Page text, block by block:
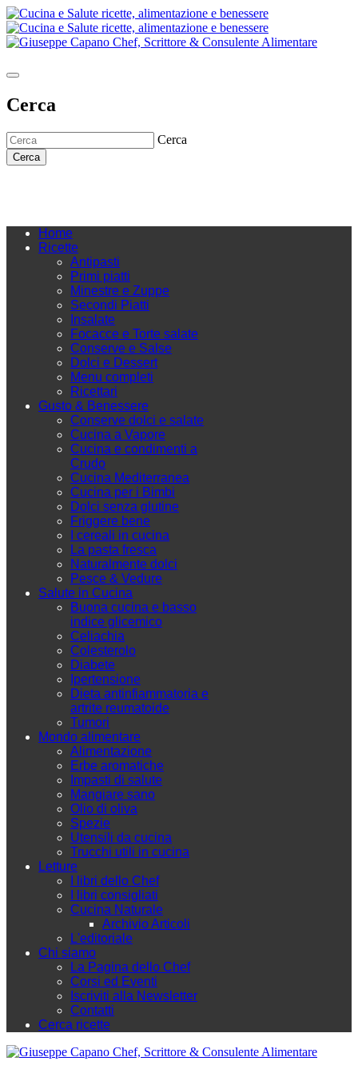
Cerca
Cerca
Cerca
Home
Ricette
Antipasti
Primi piatti
Minestre e Zuppe
Secondi Piatti
Insalate
Focacce e Torte salate
Conserve e Salse
Dolci e Dessert
Menu completi
Ricettari
Gusto & Benessere
Conserve dolci e salate
Cucina a Vapore
Cucina e condimenti a
Crudo
Cucina Mediterranea
Cucina per i Bimbi
Dolci senza glutine
Friggere bene
I cereali in cucina
La pasta fresca
Naturalmente dolci
Pesce & Vedure
Salute in Cucina
Buona cucina e basso
indice glicemico
Celiachia
Colesterolo
Diabete
Ipertensione
Dieta antinfiammatoria e
artrite reumatoide
Tumori
Mondo alimentare
Alimentazione
Erbe aromatiche
Impasti di salute
Mangiare sano
Olio di oliva
Spezie
Utensili da cucina
Trucchi utili in cucina
Letture
I libri dello Chef
I libri consigliati
Cucina Naturale
Archivio Articoli
L'editoriale
Chi siamo
La Pagina dello Chef
Corsi ed Eventi
Iscriviti alla Newsletter
Contatti
Cerca ricette